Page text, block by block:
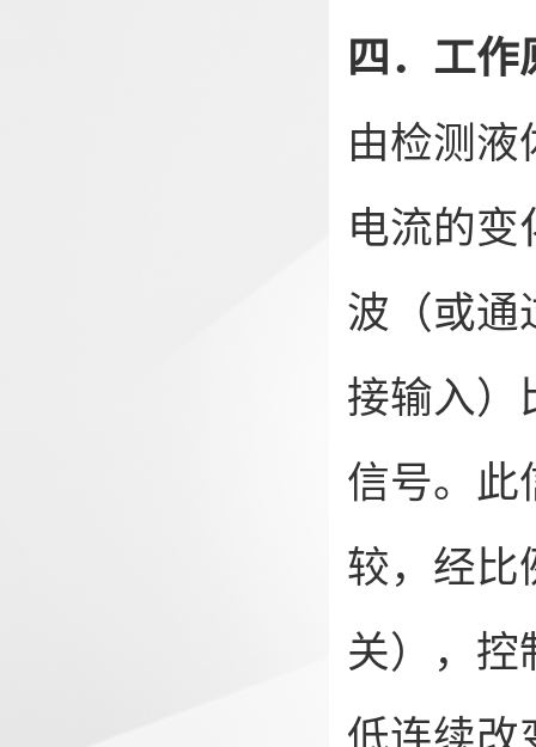
四．工作
由检测
电流的
波（或
接输入）
信号。此
较，经比
关），控
低连续改